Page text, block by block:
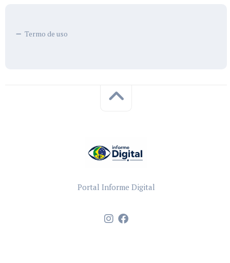
Termo de uso
Portal Informe Digital